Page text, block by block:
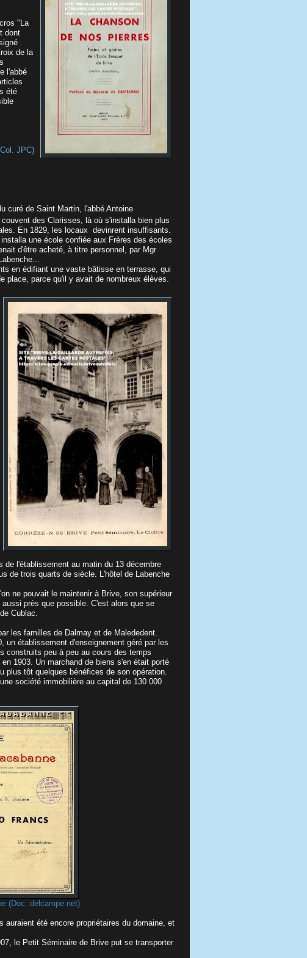
"La
dont
de la
l'abbé
été
JPC)
curé de Saint Martin, l'abbé Antoine
des Clarisses, là où s'installa bien plus
En 1829, les locaux devinrent insuffisants.
une école confiée aux Frères des écoles
d'être acheté, à titre personnel, par Mgr
en édifiant une vaste bâtisse en terrasse, qui
place, parce qu'il y avait de nombreux élèves.
de l'établissement au matin du 13 décembre
de trois quarts de siècle. L'hôtel de Labenche
ne pouvait le maintenir à Brive, son supérieur
près que possible. C'est alors que se
Cublac.
les familles de Dalmay et de Malededent.
un établissement d'enseignement géré par les
construits peu à peu au cours des temps
1903. Un marchand de biens s'en était porté
plus tôt quelques bénéfices de son opération.
société immobilière au capital de 130 000
(Doc. delcampe.net)
été encore propriétaires du domaine, et
le Petit Séminaire de Brive put se transporter